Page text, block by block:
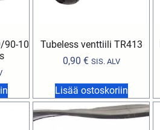
90-10
Tubeless venttiili TR413
0,90 € SIS. ALV
Lisää ostoskoriin